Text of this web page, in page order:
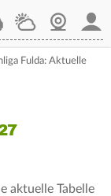
WetterWebcam
Fulda: Aktuelle
aktuelle Tabelle